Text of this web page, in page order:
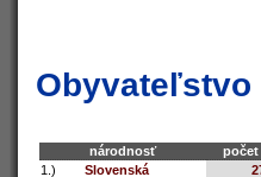
národnosť počet
1.)
Slovenská